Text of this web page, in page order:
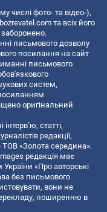
числі фото- та відео-),
та всіх його
письмового дозволу
посилання на сайт
письмового
систем,
оригінальний
статті,
редакції,
«Золота середина».
редакція має
«Про авторські
без письмового
вони не
поширенню в